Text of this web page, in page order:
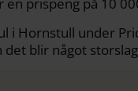
i Hornstull under
blir något